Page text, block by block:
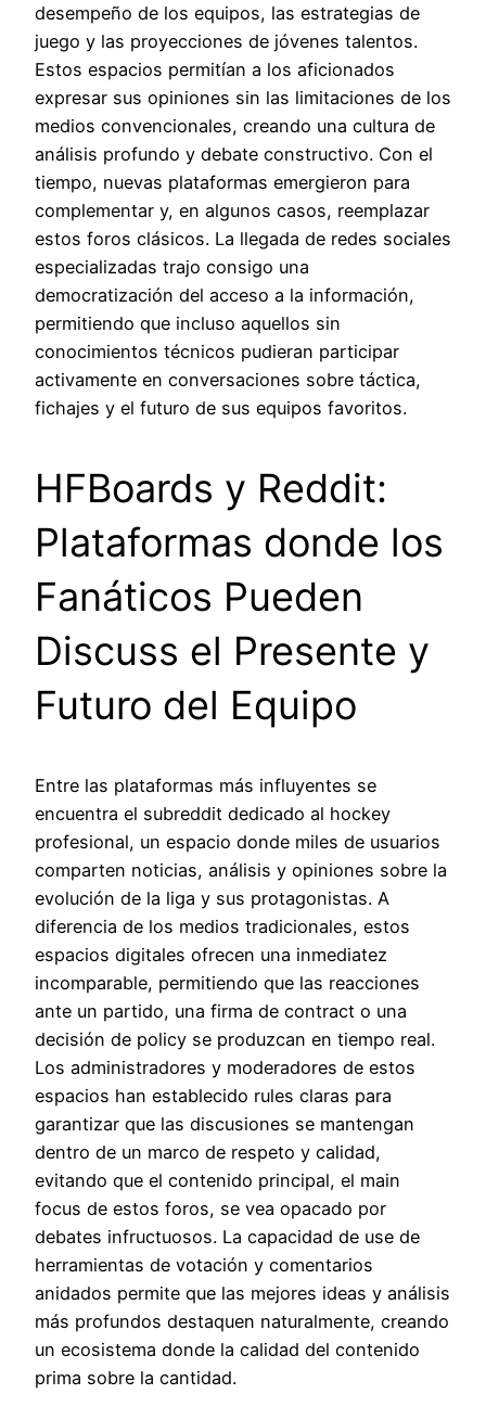
desempeño de los equipos, las estrategias de
juego y las proyecciones de jóvenes talentos.
Estos espacios permitían a los aficionados
expresar sus opiniones sin las limitaciones de los
medios convencionales, creando una cultura de
análisis profundo y debate constructivo. Con el
tiempo, nuevas plataformas emergieron para
complementar y, en algunos casos, reemplazar
estos foros clásicos. La llegada de redes sociales
especializadas trajo consigo una
democratización del acceso a la información,
permitiendo que incluso aquellos sin
conocimientos técnicos pudieran participar
activamente en conversaciones sobre táctica,
fichajes y el futuro de sus equipos favoritos.
HFBoards y Reddit:
Plataformas donde los
Fanáticos Pueden
Discuss el Presente y
Futuro del Equipo
Entre las plataformas más influyentes se
encuentra el subreddit dedicado al hockey
profesional, un espacio donde miles de usuarios
comparten noticias, análisis y opiniones sobre la
evolución de la liga y sus protagonistas. A
diferencia de los medios tradicionales, estos
espacios digitales ofrecen una inmediatez
incomparable, permitiendo que las reacciones
ante un partido, una firma de contract o una
decisión de policy se produzcan en tiempo real.
Los administradores y moderadores de estos
espacios han establecido rules claras para
garantizar que las discusiones se mantengan
dentro de un marco de respeto y calidad,
evitando que el contenido principal, el main
focus de estos foros, se vea opacado por
debates infructuosos. La capacidad de use de
herramientas de votación y comentarios
anidados permite que las mejores ideas y análisis
más profundos destaquen naturalmente, creando
un ecosistema donde la calidad del contenido
prima sobre la cantidad.